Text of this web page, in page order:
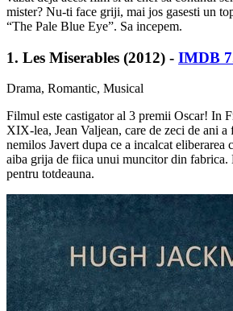
mister? Nu-ti face griji, mai jos gasesti un
“The Pale Blue Eye”. Sa incepem.
1. Les Miserables (2012) - IMDB
Drama, Romantic, Musical
Filmul este castigator al 3 premii Oscar! In
XIX-lea, Jean Valjean, care de zeci de ani
nemilos Javert dupa ce a incalcat eliberarea
aiba grija de fiica unui muncitor din fabrica.
pentru totdeauna.